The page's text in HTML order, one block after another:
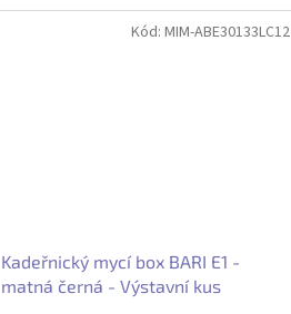
Kadeřnický mycí box BARI E1 -
matná černá - Výstavní kus
Kód: MIM-ABE30133LC12